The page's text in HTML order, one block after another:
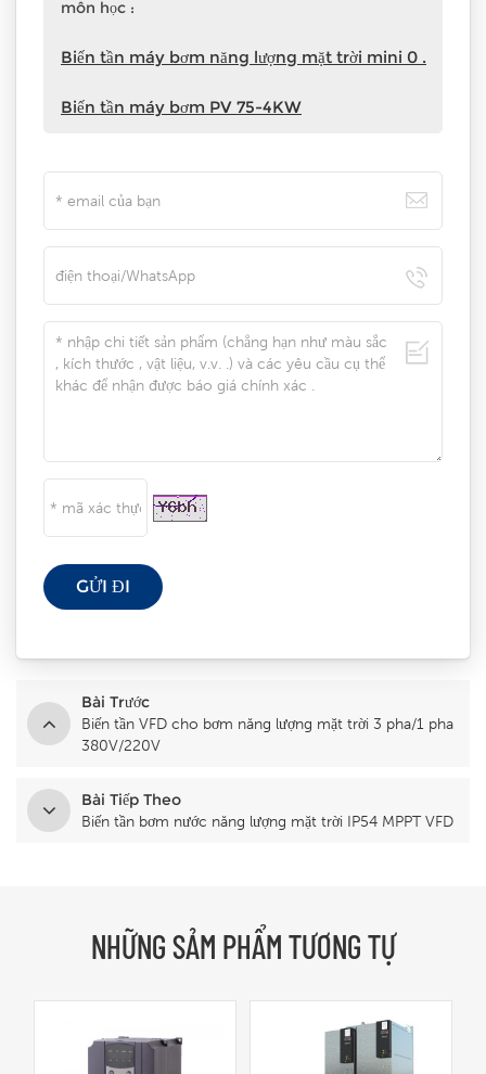
môn học :
Biến tần máy bơm năng lượng mặt trời mini 0 .
Biến tần máy bơm PV 75-4KW
Bài Trước
Biến tần VFD cho bơm năng lượng mặt trời 3 pha/1 pha
380V/220V
Bài Tiếp Theo
Biến tần bơm nước năng lượng mặt trời IP54 MPPT VFD
NHỮNG SẢM PHẨM TƯƠNG TỰ